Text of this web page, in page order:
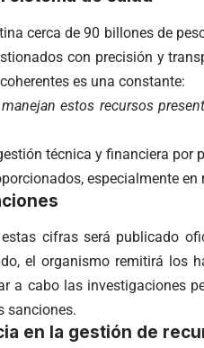
cerca de 90 billones de
con precisión y
es una constante:
estos recursos
técnica y financiera por
especialmente en
cifras será publicado
el organismo remitirá los
a cabo las investigaciones
sanciones.
en la gestión de